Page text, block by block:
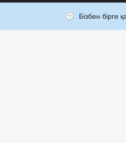
Бізбен бірге